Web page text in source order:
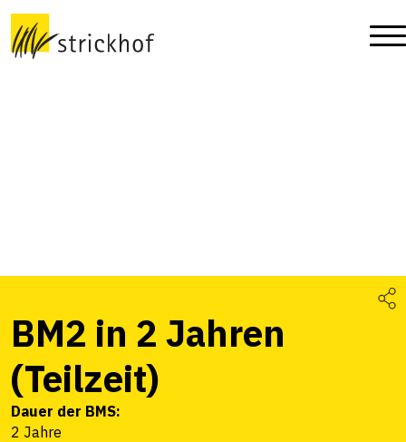
BM2 in 2 Jahren
(Teilzeit)
Dauer der BMS:
2 Jahre